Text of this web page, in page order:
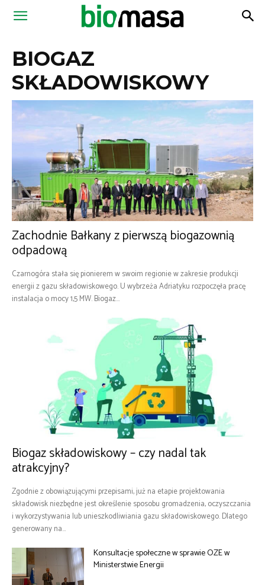
Magazyn
BIOGAZ
SKŁADOWISKOWY
Zachodnie Bałkany z pierwszą biogazownią
odpadową
Czarnogóra stała się pionierem w swoim regionie w zakresie produkcji
energii z gazu składowiskowego. U wybrzeża Adriatyku rozpoczęła pracę
instalacja o mocy 1,5 MW. Biogaz...
Biogaz składowiskowy – czy nadal tak
atrakcyjny?
Zgodnie z obowiązującymi przepisami, już na etapie projektowania
składowisk niezbędne jest określenie sposobu gromadzenia, oczyszczania
i wykorzystywania lub unieszkodliwiania gazu składowiskowego. Dlatego
generowany na...
Konsultacje społeczne w sprawie OZE w
Ministerstwie Energii